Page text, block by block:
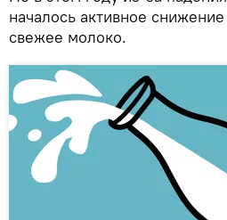
началось активное
свежее молоко.